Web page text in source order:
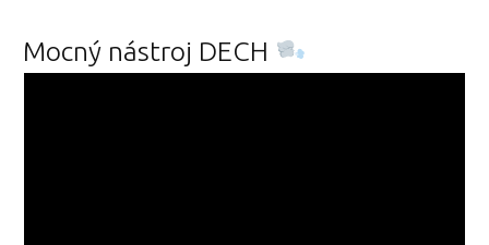
Mocný nástroj DECH